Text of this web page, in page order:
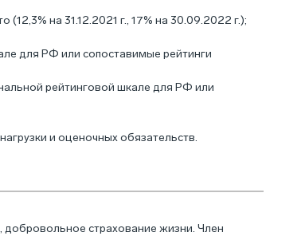
на 31.12.2021 г., 17% на 30.09.2022 г.);
для РФ или сопоставимые рейтинги
рейтинговой шкале для РФ или
и оценочных обязательств.
страхование жизни. Член